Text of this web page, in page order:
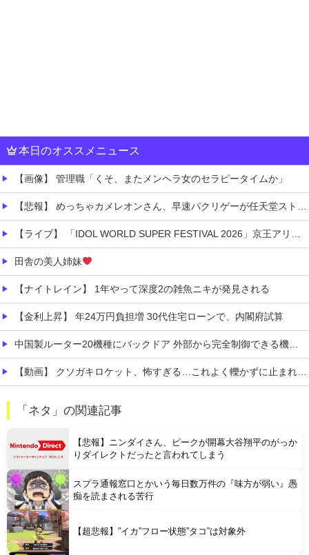
本日のオススメニュース
【画像】 管理職「くそ、またメンヘラ女のセラピータイムか」
【悲報】 めっちゃカメレオンさん、早速パクリゲーが任天堂ストアに登場してしまう……
【ライブ】 「IDOL WORLD SUPER FESTIVAL 2026」京王アリーナTOKYO開催決定
田舎の美人姉妹
【ナイトレイン】 1年やって深度2の雑魚ニキが発見される
【金利上昇】 年24万円負担増 30代住宅ローンで、内閣府試算
中国製ルーター20機種にバックドア 外部から完全制御できる機能が仕込まれていた
【動画】 クソガキロケット、怖すぎる…これよく轢かずに止まれたな
Powered by livedoor 相互RSS
「ネタ」の関連記事
【悲報】ニンダイさん、ピークが開幕大谷翔平のがっか
りダイレクトだったと言われてしまう
スプラ通報窓口とかいう毎日数万件の『味方が弱い』愚
痴を読まされる苦行
【超悲報】”イカ”フロー状態”タコ”は対象外